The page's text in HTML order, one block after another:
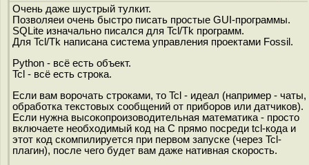
Очень даже шустрый тулкит.
Позволяеи очень быстро писать простые GUI-программы.
SQLite изначально писался для Tcl/Tk программ.
Для Tcl/Tk написана система управления проектами Fossil.
Python - всё есть объект.
Tcl - всё есть строка.
Если вам ворочать строками, то Tcl - идеал (например - чаты,
обработка текстовых сообщений от приборов или датчиков).
Если нужна высокопроизоводительная математика - просто
включаете необходимый код на C прямо посреди tcl-кода и
этот код скомпилируется при первом запуске (через Tcl-
плагин), после чего будет вам даже нативная скорость.